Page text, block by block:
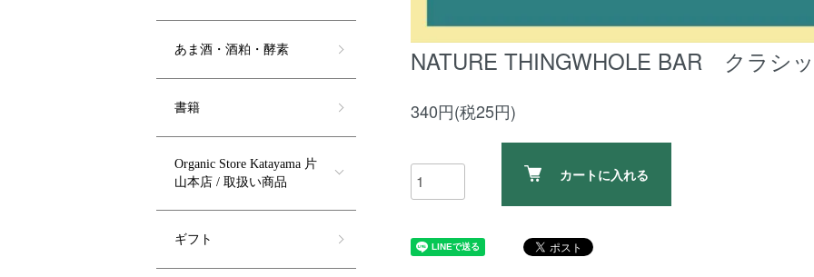
NATURE THINGWHOLE BAR クラシ
340円(税25円)
カートに入れる
あま酒・酒粕・酵素
書籍
Organic Store Katayama 片
山本店 / 取扱い商品
ギフト